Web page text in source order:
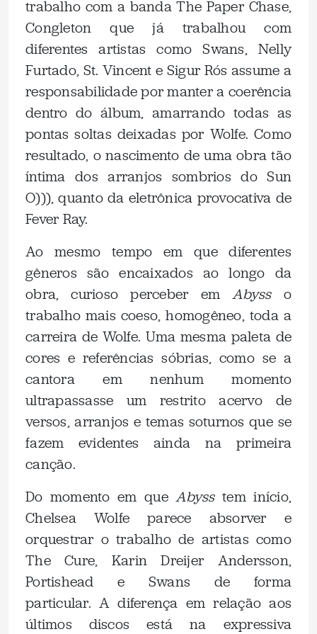
trabalho com a banda The Paper Chase,
Congleton que já trabalhou com
diferentes artistas como Swans, Nelly
Furtado, St. Vincent e Sigur Rós assume a
responsabilidade por manter a coerência
dentro do álbum, amarrando todas as
pontas soltas deixadas por Wolfe. Como
resultado, o nascimento de uma obra tão
íntima dos arranjos sombrios do Sun
O))), quanto da eletrônica provocativa de
Fever Ray.
Ao mesmo tempo em que diferentes
gêneros são encaixados ao longo da
obra, curioso perceber emAbysso
trabalho mais coeso, homogêneo, toda a
carreira de Wolfe. Uma mesma paleta de
cores e referências sóbrias, como se a
cantora em nenhum momento
ultrapassasse um restrito acervo de
versos, arranjos e temas soturnos que se
fazem evidentes ainda na primeira
canção.
Do momento em queAbysstem início,
Chelsea Wolfe parece absorver e
orquestrar o trabalho de artistas como
The Cure, Karin Dreijer Andersson,
Portishead e Swans de forma
particular. A diferença em relação aos
últimos discos está na expressiva